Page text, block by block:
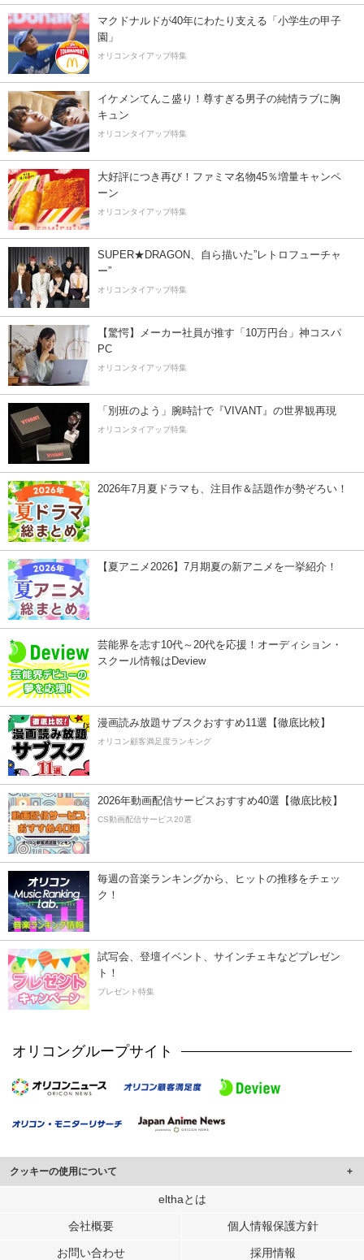
マクドナルドが40年にわたり支える「小学生の甲子
園」
オリコンタイアップ特集
イケメンてんこ盛り！尊すぎる男子の純情ラブに胸
キュン
オリコンタイアップ特集
大好評につき再び！ファミマ名物45％増量キャンペ
ーン
オリコンタイアップ特集
SUPER★DRAGON、自ら描いた”レトロフューチャ
ー”
オリコンタイアップ特集
【驚愕】メーカー社員が推す「10万円台」神コスパ
PC
オリコンタイアップ特集
「別班のよう」腕時計で『VIVANT』の世界観再現
オリコンタイアップ特集
2026年7月夏ドラマも、注目作＆話題作が勢ぞろい！
【夏アニメ2026】7月期夏の新アニメを一挙紹介！
芸能界を志す10代～20代を応援！オーディション・
スクール情報はDeview
漫画読み放題サブスクおすすめ11選【徹底比較】
オリコン顧客満足度ランキング
2026年動画配信サービスおすすめ40選【徹底比較】
CS動画配信サービス20選
毎週の音楽ランキングから、ヒットの推移をチェッ
ク！
試写会、登壇イベント、サインチェキなどプレゼン
ト！
プレゼント特集
オリコングループサイト
クッキーの使用について
このサイトでは Cookie を使用して、ユーザーに合わせたコンテンツや広告の
行っています。
メディアや広告配信、データ解析の各パートナーに提供しています。
elthaとは
会社概要 個人情報保護方針
お問い合わせ 採用情報